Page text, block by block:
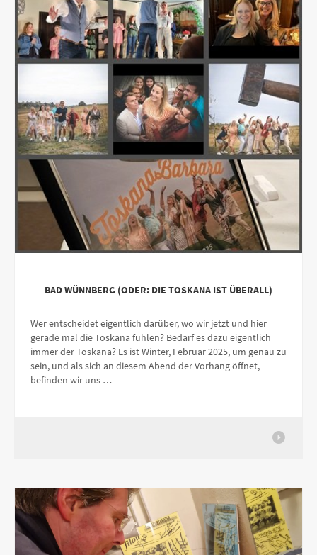
BAD WÜNNBERG (ODER: DIE TOSKANA IST ÜBERALL)
Wer entscheidet eigentlich darüber, wo wir jetzt und hier
gerade mal die Toskana fühlen? Bedarf es dazu eigentlich
immer der Toskana? Es ist Winter, Februar 2025, um genau zu
sein, und als sich an diesem Abend der Vorhang öffnet,
befinden wir uns …